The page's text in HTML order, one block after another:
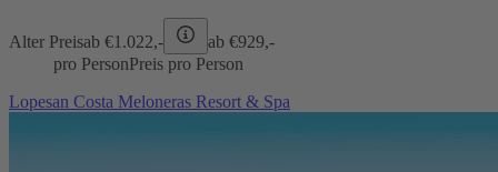
Alter Preisab €1.022,- ab €929,-
pro PersonPreis pro Person
Lopesan Costa Meloneras Resort & Spa